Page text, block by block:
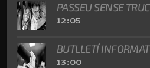
PASSEU SENSE
12:05
BUTLLETÍ
13:00